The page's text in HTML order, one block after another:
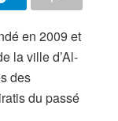
en 2009 et
la ville d’Al-
des
du passé